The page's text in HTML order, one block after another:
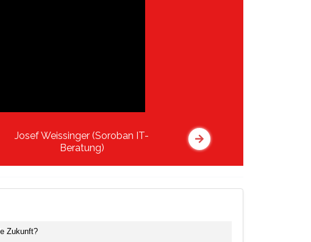
Josef Weissinger (Soroban IT-
Beratung)
Zukunft?